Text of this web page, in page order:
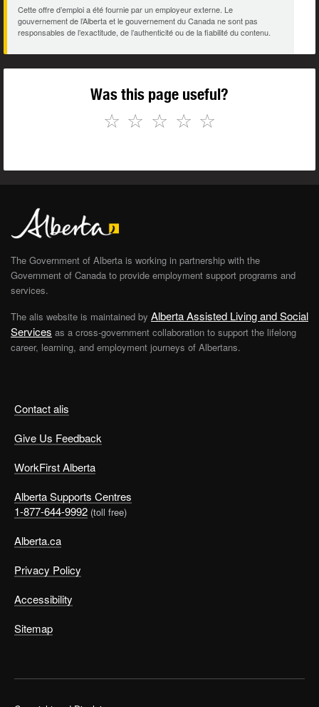
Cette offre d’emploi a été fournie par un employeur externe. Le
gouvernement de l’Alberta et le gouvernement du Canada ne sont pas
responsables de l’exactitude, de l’authenticité ou de la fiabilité du contenu.
Was this page useful?
☆
☆
☆
☆
☆
Contact alis
Give Us Feedback
WorkFirst Alberta
Alberta Supports Centres
1-877-644-9992 (toll free)
Alberta.ca
Privacy Policy
Accessibility
Sitemap
The Government of Alberta is working in partnership with the
Government of Canada to provide employment support programs and
services.
The alis website is maintained by Alberta Assisted Living and Social
Services as a cross-government collaboration to support the lifelong
career, learning, and employment journeys of Albertans.